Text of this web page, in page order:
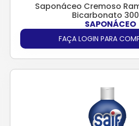
Saponáceo Cremoso
Bicarbonato
SAPONÁCEO
FAÇA LOGIN PARA